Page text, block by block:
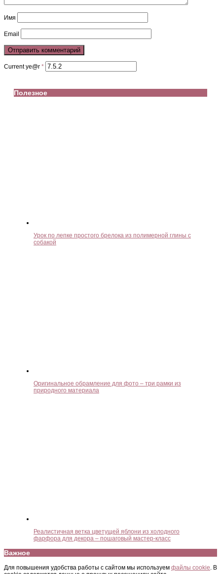
Имя
Email
Current ye@r *
Полезное
Урок по лепке простого брелока из полимерной глины с
собакой
Оригинальное обрамление для фото – три рамки из
природного материала
Реалистичная ветка цветущей яблони из холодного
фарфора для декора – пошаговый мастер-класс
Важное
Для повышения удобства работы с сайтом мы используем файлы cookie . В